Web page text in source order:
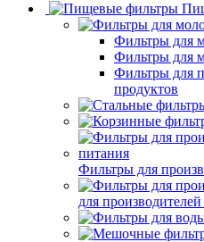
Фильтры для
Фильтры для
Фильтры для
продуктов
Фильтры для
для